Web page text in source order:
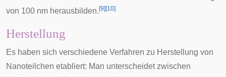
von 100 nm herausbilden. [9] [10]
Herstellung
Es haben sich verschiedene Verfahren zu Herstellung von
Nanoteilchen etabliert: Man unterscheidet zwischen